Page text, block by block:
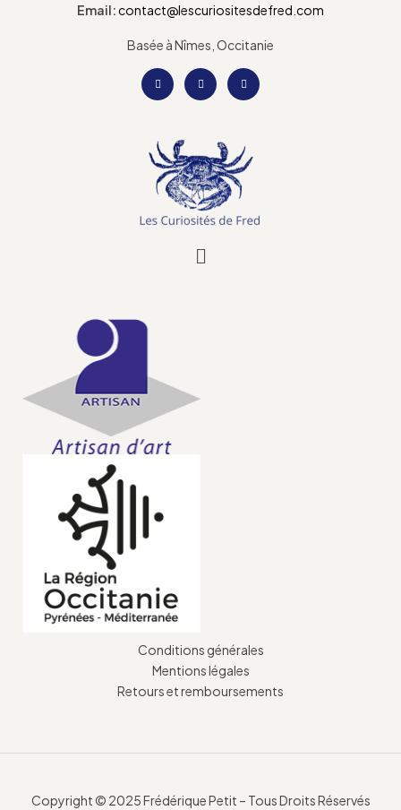
Email:contact@lescuriositesdefred.com
Basée à Nîmes, Occitanie
Conditions générales
Mentions légales
Retours et remboursements
Copyright © 2025 Frédérique Petit – Tous Droits Réservés